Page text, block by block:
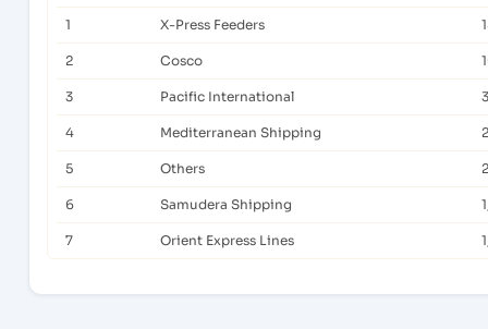
1 X-Press Feeders
2 Cosco
3 Pacific International
4 Mediterranean Shipping
5 Others
6 Samudera Shipping
7 Orient Express Lines